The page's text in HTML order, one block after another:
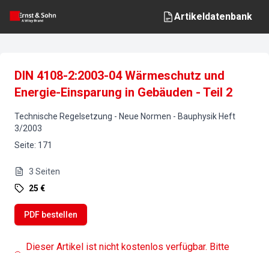
Artikeldatenbank
DIN 4108-2:2003-04 Wärmeschutz und
Energie-Einsparung in Gebäuden - Teil 2
Technische Regelsetzung - Neue Normen - Bauphysik Heft
3/2003
Seite: 171
3 Seiten
25 €
PDF bestellen
Dieser Artikel ist nicht kostenlos verfügbar. Bitte